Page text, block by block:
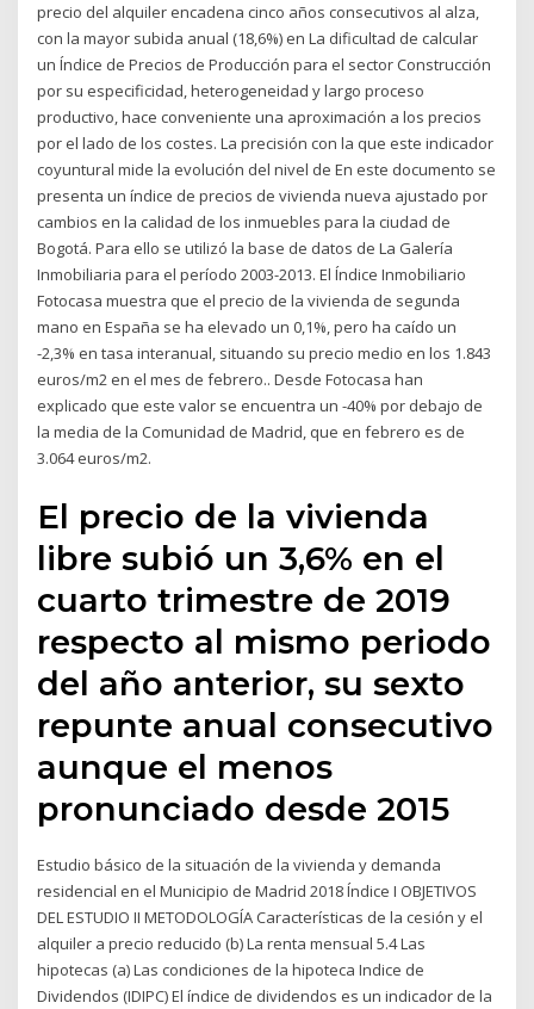
precio del alquiler encadena cinco años consecutivos al alza,
con la mayor subida anual (18,6%) en La dificultad de calcular
un Índice de Precios de Producción para el sector Construcción
por su especificidad, heterogeneidad y largo proceso
productivo, hace conveniente una aproximación a los precios
por el lado de los costes. La precisión con la que este indicador
coyuntural mide la evolución del nivel de En este documento se
presenta un índice de precios de vivienda nueva ajustado por
cambios en la calidad de los inmuebles para la ciudad de
Bogotá. Para ello se utilizó la base de datos de La Galería
Inmobiliaria para el período 2003-2013. El Índice Inmobiliario
Fotocasa muestra que el precio de la vivienda de segunda
mano en España se ha elevado un 0,1%, pero ha caído un
-2,3% en tasa interanual, situando su precio medio en los 1.843
euros/m2 en el mes de febrero.. Desde Fotocasa han
explicado que este valor se encuentra un -40% por debajo de
la media de la Comunidad de Madrid, que en febrero es de
3.064 euros/m2.
El precio de la vivienda
libre subió un 3,6% en el
cuarto trimestre de 2019
respecto al mismo periodo
del año anterior, su sexto
repunte anual consecutivo
aunque el menos
pronunciado desde 2015
Estudio básico de la situación de la vivienda y demanda
residencial en el Municipio de Madrid 2018 Índice I OBJETIVOS
DEL ESTUDIO II METODOLOGÍA Características de la cesión y el
alquiler a precio reducido (b) La renta mensual 5.4 Las
hipotecas (a) Las condiciones de la hipoteca Indice de
Dividendos (IDIPC) El índice de dividendos es un indicador de la